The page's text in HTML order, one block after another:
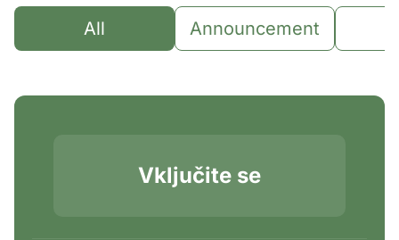
All Announcement
Vključite se